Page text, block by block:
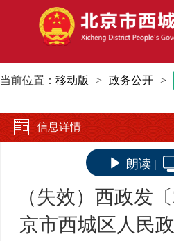
当前位置： 移动版 > 政务公开 >
信息详情
朗读 |
（失效）西政发
京市西城区人民